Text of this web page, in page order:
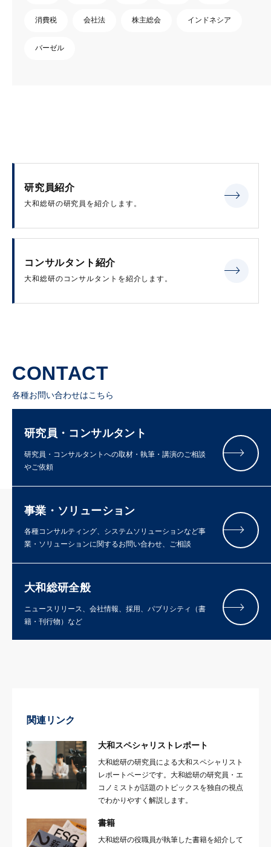
消費税 会社法 株主総会 インドネシア
バーゼル
研究員紹介
大和総研の研究員を紹介します。
コンサルタント紹介
大和総研のコンサルタントを紹介します。
CONTACT
各種お問い合わせはこちら
研究員・コンサルタント
研究員・コンサルタントへの取材・執筆・講演のご相談
やご依頼
事業・ソリューション
各種コンサルティング、システムソリューションなど事
業・ソリューションに関するお問い合わせ、ご相談
大和総研全般
ニュースリリース、会社情報、採用、パブリシティ（書
籍・刊行物）など
関連リンク
大和スペシャリストレポート
大和総研の研究員による大和スペシャリスト
レポートページです。大和総研の研究員・エ
コノミストが話題のトピックスを独自の視点
でわかりやすく解説します。
書籍
大和総研の役職員が執筆した書籍を紹介して